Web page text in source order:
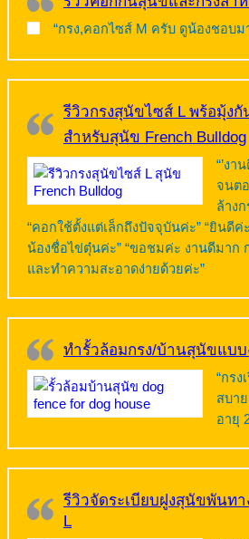
“กรง,คอกไซส์ M ครับ ดูน้องชอบม
รีวิวกรงสุนัขไซส์ L พร้อมุ้ง
สำหรับสุนัข French Bulldog
“’งา
จนต
ล้าง
“คอกใช้ตั้งแต่เล็กถึงปัจจุบันค่ะ” “ยิน
น้องชื่อไข่ตุ๋นค่ะ” “ขอชมค่ะ งานดีมาก
และทำความสะอาดง่ายด้วยค่ะ”
ทำรั้วล้อมกรง/บ้านสุนัขแบบ
“กรง
สบา
อายุ
รีวิวจัดระเบียบฝูงสุนัขพันท
L